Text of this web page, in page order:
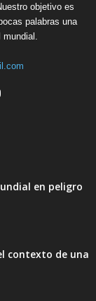
objetivo es
palabras una
en peligro
contexto de una